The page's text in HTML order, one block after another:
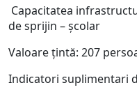
 Capacitatea
de sprijin – școlar
Valoare țintă: 207
Indicatori suplimentari